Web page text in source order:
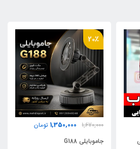
28٪
1,850,000
1,350,000
سراگزوز دولول طرح RC استیل